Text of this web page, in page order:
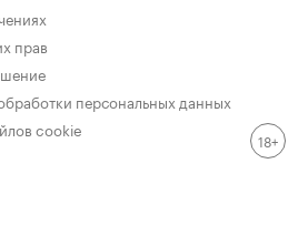
прав
персональных данных
cookie
18+